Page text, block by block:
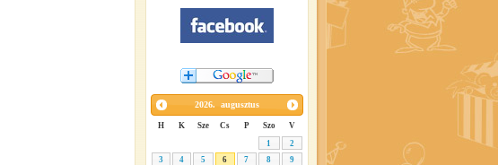
2026. augusztus
H K Sze Cs P Szo
V
1
2
3
4 5 6 7 8
9